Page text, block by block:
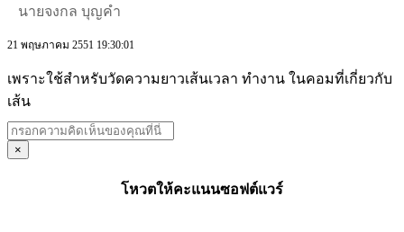
นายจงกล บุญคำ
21 พฤษภาคม 2551 19:30:01
เพราะใช้สำหรับวัดความยาวเส้นเวลา ทำงาน ในคอมที่เกี่ยวกับ
เส้น
×
โหวตให้คะแนนซอฟต์แวร์